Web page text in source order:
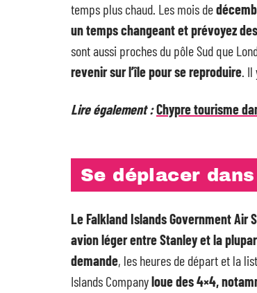
temps plus chaud. Les mois de
un temps changeant et prévoyez
sont aussi proches du pôle Sud que
revenir sur l’île pour se reproduire. Il
Lire également :Chypre tourisme
Se déplacer
Le Falkland Islands Government Air
avion léger entre Stanley et la
demande, les heures de départ et la
Islands Companyloue des 4×4,